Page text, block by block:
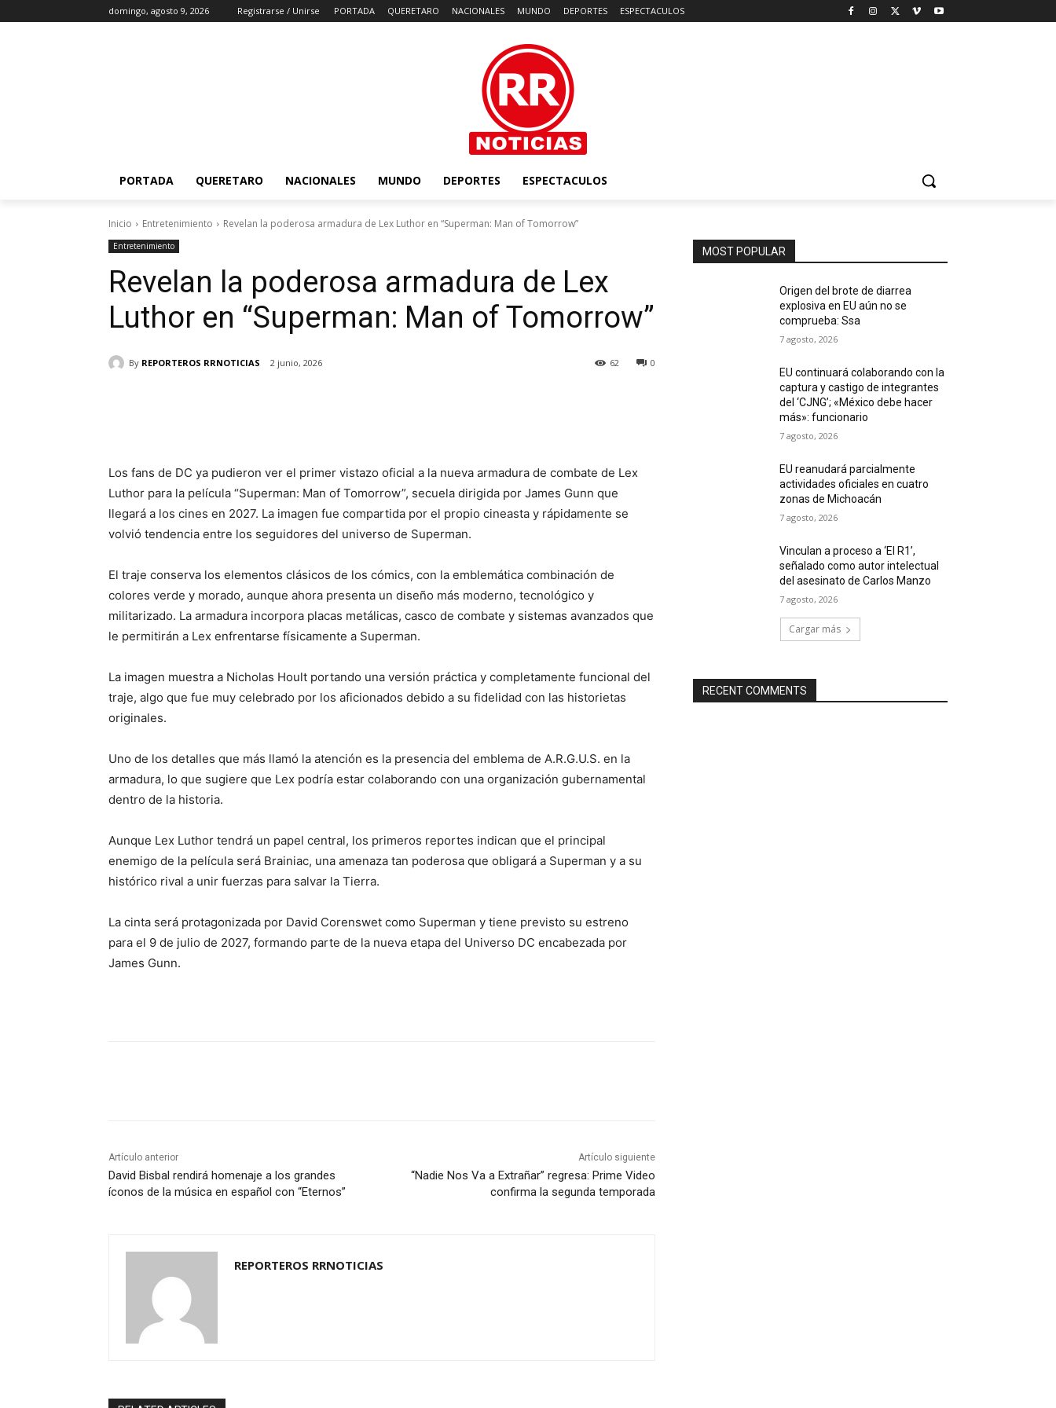
domingo, agosto 9, 2026 Registrarse / Unirse PORTADA QUERETARO NACIONALES MUNDO DEPORTES ESPECTACULOS
PORTADA QUERETARO NACIONALES MUNDO DEPORTES ESPECTACULOS
Inicio Entretenimiento Revelan la poderosa armadura de Lex Luthor en “Superman: Man of Tomorrow”
Entretenimiento
Revelan la poderosa armadura de Lex
Luthor en “Superman: Man of Tomorrow”
By REPORTEROS RRNOTICIAS 2 junio, 2026 0
62
Los fans de DC ya pudieron ver el primer vistazo oficial a la nueva armadura de combate de Lex
Luthor para la película “Superman: Man of Tomorrow”, secuela dirigida por James Gunn que
llegará a los cines en 2027. La imagen fue compartida por el propio cineasta y rápidamente se
volvió tendencia entre los seguidores del universo de Superman.
El traje conserva los elementos clásicos de los cómics, con la emblemática combinación de
colores verde y morado, aunque ahora presenta un diseño más moderno, tecnológico y
militarizado. La armadura incorpora placas metálicas, casco de combate y sistemas avanzados que
le permitirán a Lex enfrentarse físicamente a Superman.
La imagen muestra a Nicholas Hoult portando una versión práctica y completamente funcional del
traje, algo que fue muy celebrado por los aficionados debido a su fidelidad con las historietas
originales.
Uno de los detalles que más llamó la atención es la presencia del emblema de A.R.G.U.S. en la
armadura, lo que sugiere que Lex podría estar colaborando con una organización gubernamental
dentro de la historia.
Aunque Lex Luthor tendrá un papel central, los primeros reportes indican que el principal
enemigo de la película será Brainiac, una amenaza tan poderosa que obligará a Superman y a su
histórico rival a unir fuerzas para salvar la Tierra.
La cinta será protagonizada por David Corenswet como Superman y tiene previsto su estreno
para el 9 de julio de 2027, formando parte de la nueva etapa del Universo DC encabezada por
James Gunn.
Artículo anterior
David Bisbal rendirá homenaje a los grandes
íconos de la música en español con “Eternos”
Artículo siguiente
“Nadie Nos Va a Extrañar” regresa: Prime Video
confirma la segunda temporada
REPORTEROS RRNOTICIAS
MOST POPULAR
Origen del brote de diarrea
explosiva en EU aún no se
comprueba: Ssa
7 agosto, 2026
EU continuará colaborando con la
captura y castigo de integrantes
del ‘CJNG’; «México debe hacer
más»: funcionario
7 agosto, 2026
EU reanudará parcialmente
actividades oficiales en cuatro
zonas de Michoacán
7 agosto, 2026
Vinculan a proceso a ‘El R1’,
señalado como autor intelectual
del asesinato de Carlos Manzo
7 agosto, 2026
Cargar más
RECENT COMMENTS